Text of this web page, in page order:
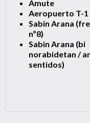
Amute
Aeropuerto T-1
Sabin Arana
nº8)
Sabin Arana (bi
norabidetan /
sentidos)